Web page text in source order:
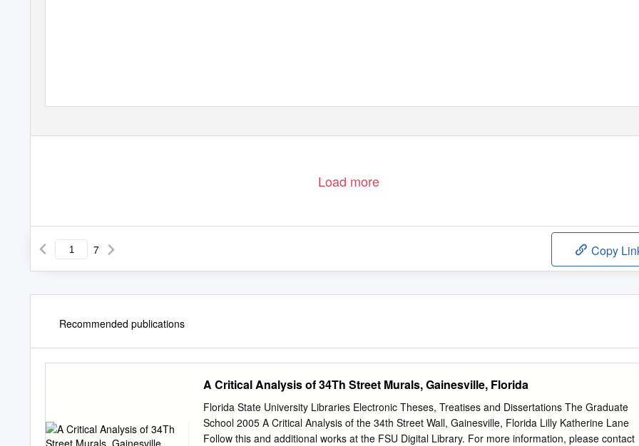
Load more
7 Copy
Recommended publications
A Critical Analysis of 34Th Street Murals, Gainesville, Florida
Florida State University Libraries Electronic Theses, Treatises and Dissertations The Graduate
School 2005 A Critical Analysis of the 34th Street Wall, Gainesville, Florida Lilly Katherine Lane
Follow this and additional works at the FSU Digital Library. For more information, please contact